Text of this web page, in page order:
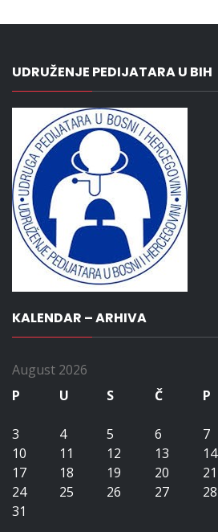
UDRUŽENJE PEDIJATARA U BIH
KALENDAR – ARHIVA
August 2026
P
U S Č P
3
4 5 6 7
10
11 12 13 14
17
18 19 20 21
24
25 26 27 28
31